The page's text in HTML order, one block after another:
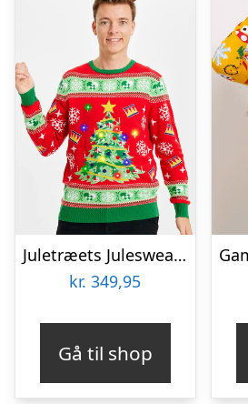
Juletræets Julesweater Rød LED – herre / mænd
kr. 349,95
Gå til shop